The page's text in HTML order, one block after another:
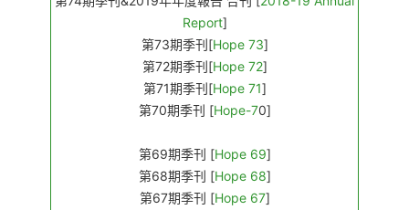
Report]
第73期季刊[Hope 73]
第72期季刊[Hope 72]
第71期季刊[Hope 71]
第70期季刊 [Hope-70]
第69期季刊 [Hope 69]
第68期季刊 [Hope 68]
第67期季刊 [Hope 67]